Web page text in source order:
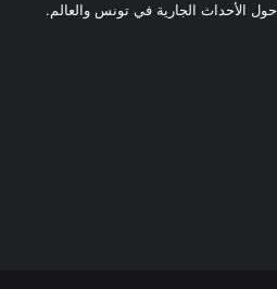
الأحداث الجارية في تونس والعالم.